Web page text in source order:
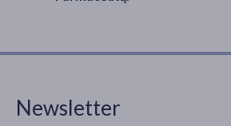
Newsletter